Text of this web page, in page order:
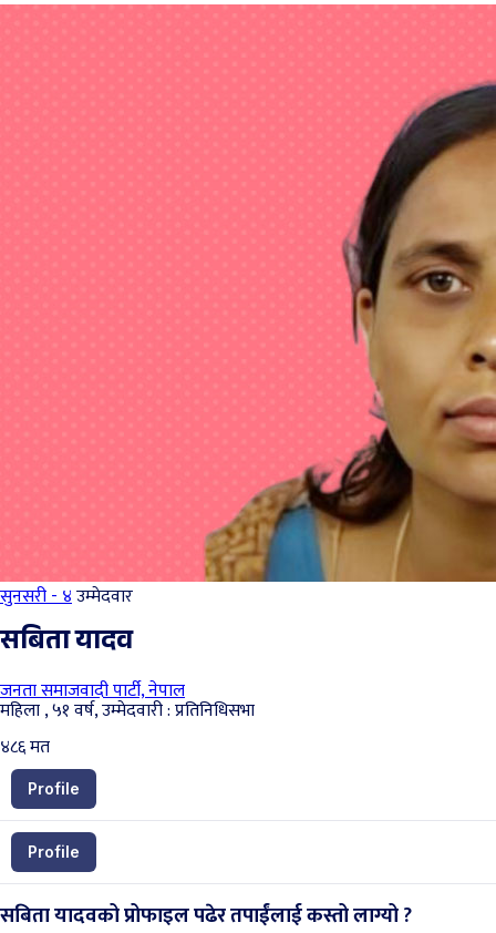
सुनसरी - ४उम्मेदवार
सबिता यादव
जनता समाजवादी पार्टी, नेपाल
महिला , ५१ वर्ष, उम्मेदवारी : प्रतिनिधिसभा
४८६मत
Profile
Profile
सबिता यादवको प्रोफाइल पढेर तपाईंलाई कस्तो लाग्यो ?